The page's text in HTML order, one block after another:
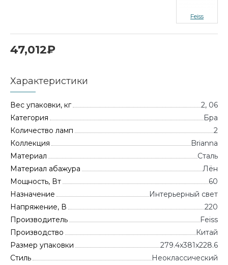
47,012₽
Feiss
Характеристики
Вес упаковки, кг
2, 06
Категория
Бра
Количество ламп
2
Коллекция
Brianna
Материал
Сталь
Материал абажура
Лён
Мощность, Вт
60
Назначение
Интерьерный свет
Напряжение, В
220
Производитель
Feiss
Производство
Китай
Размер упаковки
279.4x381x228.6
Стиль
Неоклассический